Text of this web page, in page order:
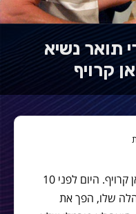
תואר נשיא
קרויף
אתמול ציינו 4 שנים ללכתו של יוהאן קרויף. היום לפני 10
שלו, הפך את